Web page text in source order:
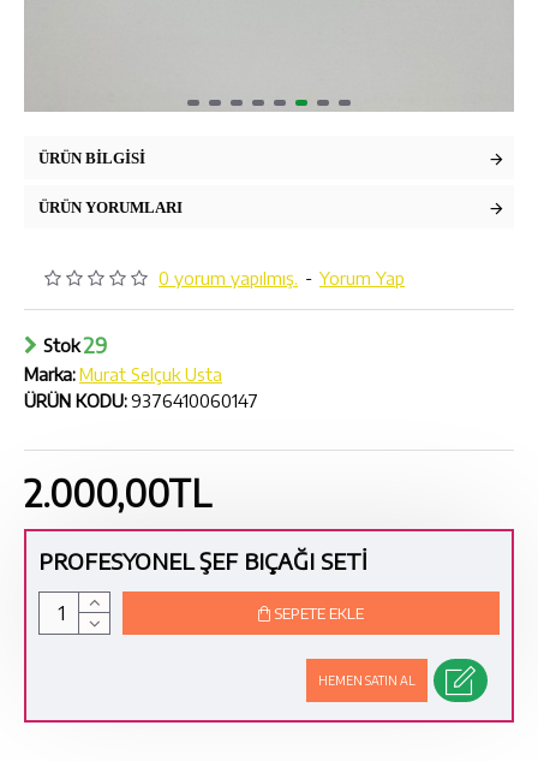
ÜRÜN BILGISI
ÜRÜN YORUMLARI
0 yorum yapılmış. - Yorum Yap
2.000,00TL
Stok29
Marka:Murat Selçuk Usta
ÜRÜN KODU:9376410060147
PROFESYONEL ŞEF BIÇAĞI SETİ
SEPETE EKLE
HEMEN SATIN AL